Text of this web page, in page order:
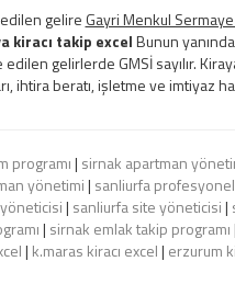
edilen gelire Gayri Menkul Sermaye
kiracı takip excelBunun
gelirlerde GMSİ sayılır.
ihtira beratı, işletme ve imtiyaz
programı| sirnak apartman
yönetimi| sanliurfa
| sanliurfa site yöneticisi|
| sirnak emlak takip programı|
| k.maras kiracı excel| erzurum